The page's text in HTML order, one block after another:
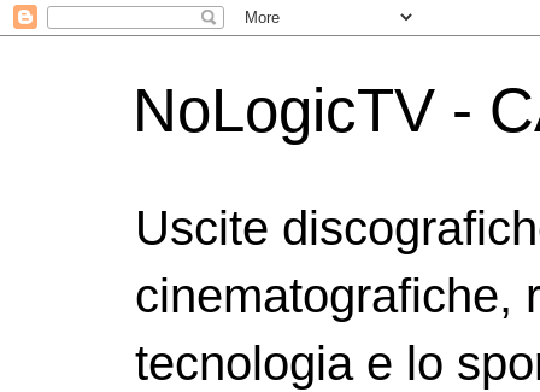
NoLogicTV -
Uscite
cinematografiche,
tecnologia e lo